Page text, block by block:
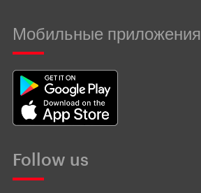
Мобильные приложения
Follow us